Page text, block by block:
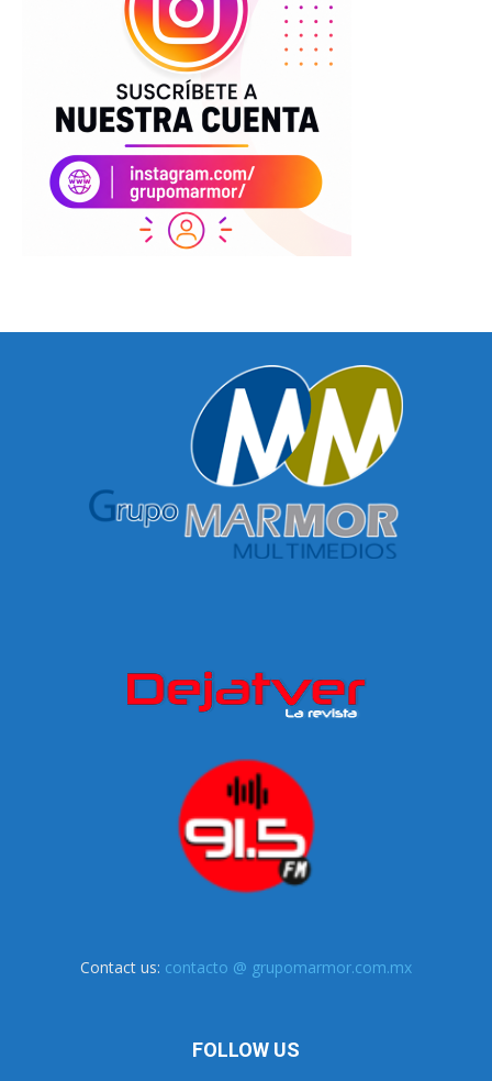
Contact us: contacto @ grupomarmor.com.mx
FOLLOW US